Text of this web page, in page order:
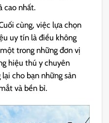
cao nhất.
cùng, việc lựa chọn
uy tín là điều không
trong những đơn vị
hiệu thú y chuyên
cho bạn những sản
và bền bỉ.